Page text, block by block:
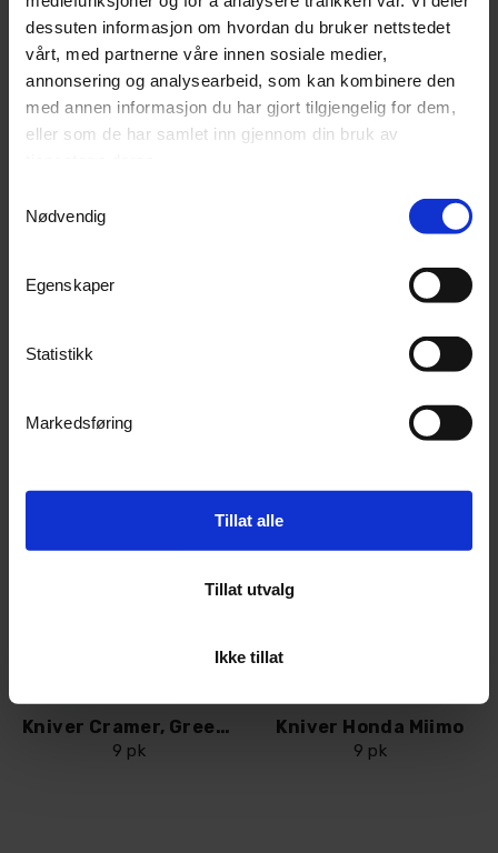
dessuten informasjon om hvordan du bruker nettstedet
vårt, med partnerne våre innen sosiale medier,
annonsering og analysearbeid, som kan kombinere den
med annen informasjon du har gjort tilgjengelig for dem,
eller som de har samlet inn gjennom din bruk av
Nødvendig
Egenskaper
Statistikk
Markedsføring
Tillat alle
Tillat utvalg
Ikke tillat
Knivdisk inkludert skruer
1 132,-
Knivdisker for LUBA 3 AWD
For alle Luba 3 modellene
Kniver Cramer, Greenworks og Powerworks
9 pk
Kniver Honda Miimo
9 pk